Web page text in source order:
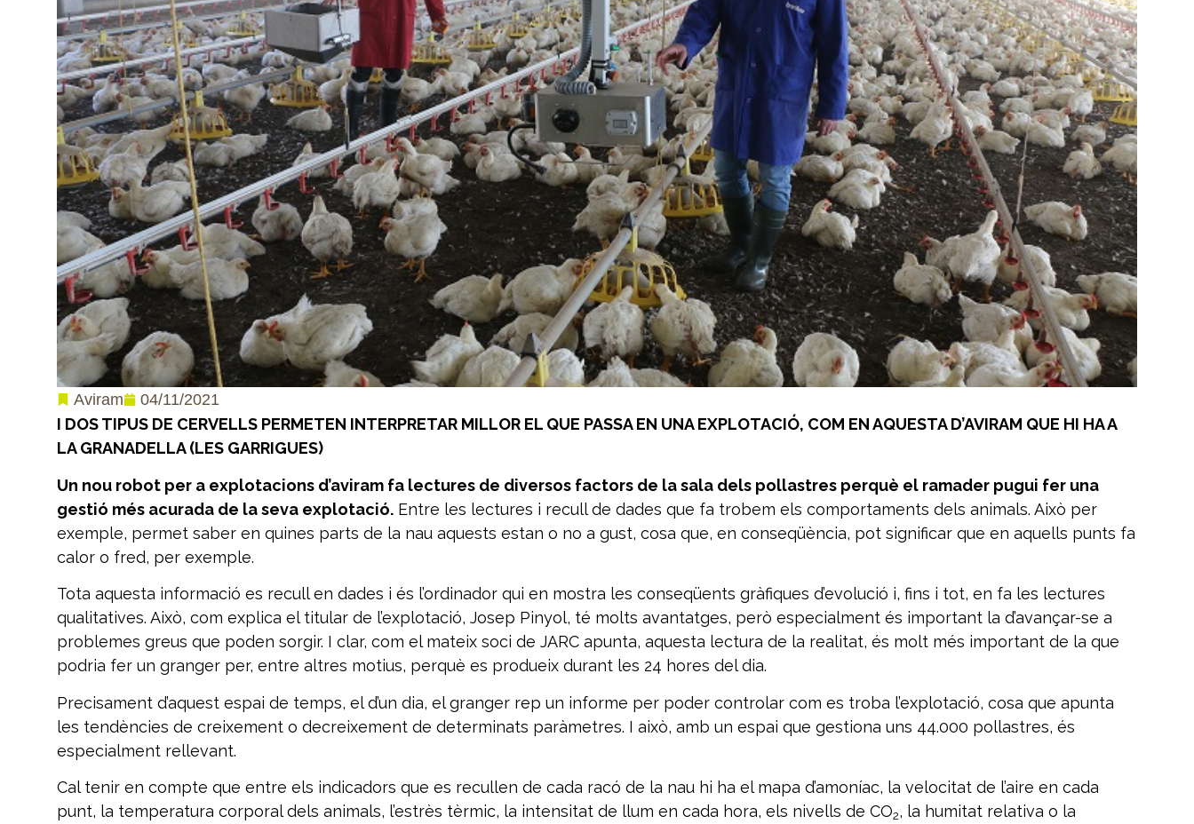
Aviram 04/11/2021
I DOS TIPUS DE CERVELLS PERMETEN INTERPRETAR MILLOR EL QUE PASSA EN UNA EXPLOTACIÓ, COM EN AQUESTA D’AVIRAM QUE HI HA A
LA GRANADELLA (LES GARRIGUES)
Un nou robot per a explotacions d’aviram fa lectures de diversos factors de la sala dels pollastres perquè el ramader pugui fer una
gestió més acurada de la seva explotació. Entre les lectures i recull de dades que fa trobem els comportaments dels animals. Això per
exemple, permet saber en quines parts de la nau aquests estan o no a gust, cosa que, en conseqüència, pot significar que en aquells punts fa
calor o fred, per exemple.
Tota aquesta informació es recull en dades i és l’ordinador qui en mostra les conseqüents gràfiques d’evolució i, fins i tot, en fa les lectures
qualitatives. Això, com explica el titular de l’explotació, Josep Pinyol, té molts avantatges, però especialment és important la d’avançar-se a
problemes greus que poden sorgir. I clar, com el mateix soci de JARC apunta, aquesta lectura de la realitat, és molt més important de la que
podria fer un granger per, entre altres motius, perquè es produeix durant les 24 hores del dia.
Precisament d’aquest espai de temps, el d’un dia, el granger rep un informe per poder controlar com es troba l’explotació, cosa que apunta
les tendències de creixement o decreixement de determinats paràmetres. I això, amb un espai que gestiona uns 44.000 pollastres, és
especialment rellevant.
Cal tenir en compte que entre els indicadors que es recullen de cada racó de la nau hi ha el mapa d’amoníac, la velocitat de l’aire en cada
punt, la temperatura corporal dels animals, l’estrès tèrmic, la intensitat de llum en cada hora, els nivells de CO2, la humitat relativa o la